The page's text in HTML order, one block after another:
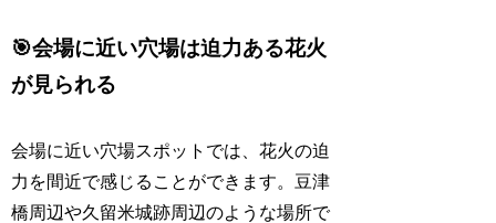
🎯会場に近い穴場は迫力ある花火
が見られる
会場に近い穴場スポットでは、花火の迫
力を間近で感じることができます。豆津
橋周辺や久留米城跡周辺のような場所で